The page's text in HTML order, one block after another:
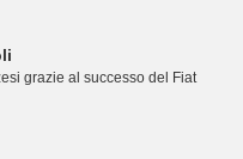
grazie al successo del Fiat